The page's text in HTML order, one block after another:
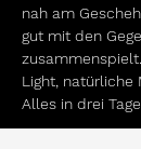
nah am
gut mit den
Light, natürliche
Alles in drei